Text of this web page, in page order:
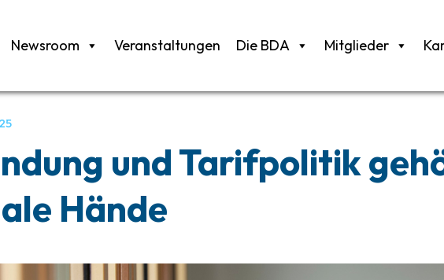
Newsroom Veranstaltungen Die BDA Mitglieder
und Tarifpolitik
Hände